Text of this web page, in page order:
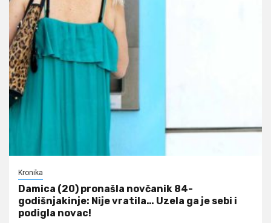
Kronika
Damica (20) pronašla novčanik 84-
godišnjakinje: Nije vratila… Uzela ga je sebi i
podigla novac!